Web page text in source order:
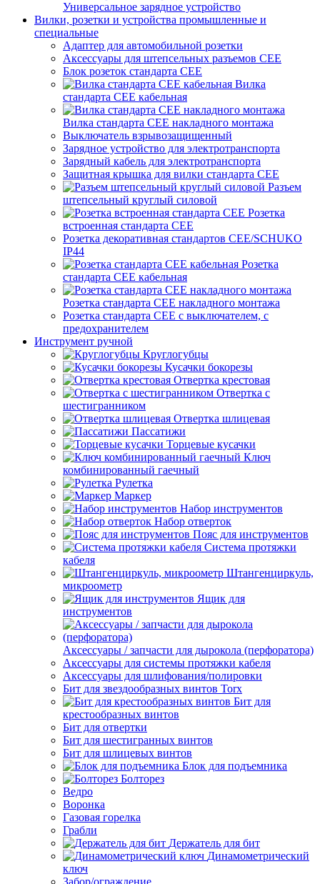
Универсальное зарядное устройство
Вилки, розетки и устройства промышленные и
специальные
Адаптер для автомобильной розетки
Аксессуары для штепсельных разъемов CEE
Блок розеток стандарта CEE
Вилка
стандарта CEE кабельная
Вилка стандарта CEE накладного монтажа
Выключатель взрывозащищенный
Зарядное устройство для электротранспорта
Зарядный кабель для электротранспорта
Защитная крышка для вилки стандарта CEE
Разъем
штепсельный круглый силовой
Розетка
встроенная стандарта CEE
Розетка декоративная стандартов CEE/SCHUKO
IP44
Розетка
стандарта СЕЕ кабельная
Розетка стандарта СЕЕ накладного монтажа
Розетка стандарта СЕЕ с выключателем, с
предохранителем
Инструмент ручной
Круглогубцы
Кусачки бокорезы
Отвертка крестовая
Отвертка с
шестигранником
Отвертка шлицевая
Пассатижи
Торцевые кусачки
Ключ
комбинированный гаечный
Рулетка
Маркер
Набор инструментов
Набор отверток
Пояс для инструментов
Система протяжки
кабеля
Штангенциркуль,
микроометр
Ящик для
инструментов
Аксессуары / запчасти для дырокола (перфоратора)
Аксессуары для системы протяжки кабеля
Аксессуары для шлифования/полировки
Бит для звездообразных винтов Torx
Бит для
крестообразных винтов
Бит для отвертки
Бит для шестигранных винтов
Бит для шлицевых винтов
Блок для подъемника
Болторез
Ведро
Воронка
Газовая горелка
Грабли
Держатель для бит
Динамометрический
ключ
Забор/ограждение